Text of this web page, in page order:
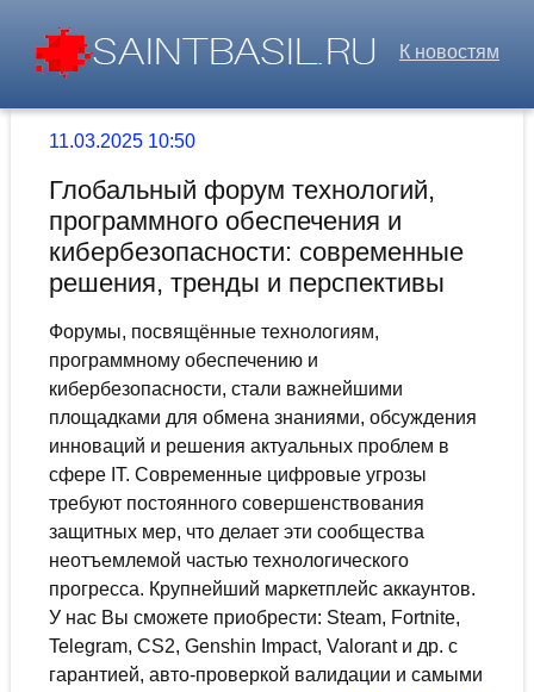
К новостям
11.03.2025 10:50
Глобальный форум технологий,
программного обеспечения и
кибербезопасности: современные
решения, тренды и перспективы
Форумы, посвящённые технологиям,
программному обеспечению и
кибербезопасности, стали важнейшими
площадками для обмена знаниями, обсуждения
инноваций и решения актуальных проблем в
сфере IT. Современные цифровые угрозы
требуют постоянного совершенствования
защитных мер, что делает эти сообщества
неотъемлемой частью технологического
прогресса. Крупнейший маркетплейс аккаунтов.
У нас Вы сможете приобрести: Steam, Fortnite,
Telegram, CS2, Genshin Impact, Valorant и др. с
гарантией, авто-проверкой валидации и самыми